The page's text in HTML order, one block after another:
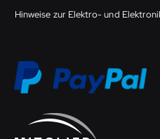
Hinweise zur Elektro- und